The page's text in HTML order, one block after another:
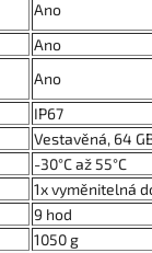
Ano
Ano
Ano
IP67
Vestavěná, 64
-30°C až 55°C
1x vyměnitelná
9 hod
1050 g